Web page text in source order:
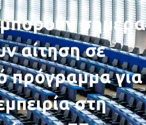
σήμερα
αίτηση σε
πρόγραμμα για
στη